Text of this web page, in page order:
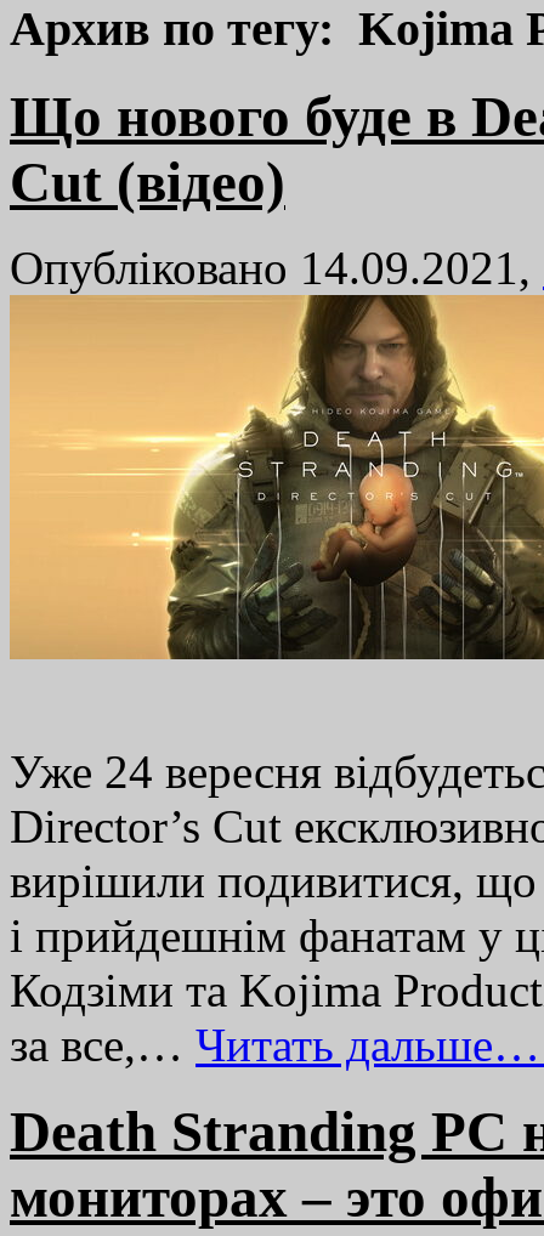
Архив по тегу: Kojima
Що нового буде в
Cut (відео)
Опубліковано 14.09.2021,
Уже 24 вересня
Director’s Cut
вирішили подивитися, що
і прийдешнім фанатам у
Кодзіми та Kojima
за все,… Читать
Death Stranding PC
мониторах – это